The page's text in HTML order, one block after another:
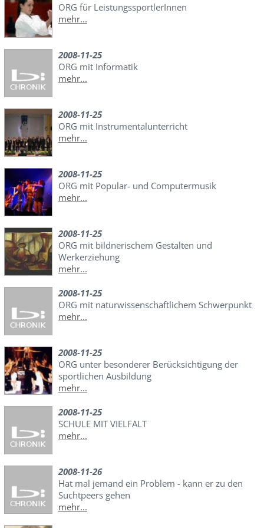
ORG für LeistungssportlerInnen
mehr...
2008-11-25
ORG mit Informatik
mehr...
2008-11-25
ORG mit Instrumentalunterricht
mehr...
2008-11-25
ORG mit Popular- und Computermusik
mehr...
2008-11-25
ORG mit bildnerischem Gestalten und
Werkerziehung
mehr...
2008-11-25
ORG mit naturwissenschaftlichem Schwerpunkt
mehr...
2008-11-25
ORG unter besonderer Berücksichtigung der
sportlichen Ausbildung
mehr...
2008-11-25
SCHULE MIT VIELFALT
mehr...
2008-11-26
Hat mal jemand ein Problem - kann er zu den
Suchtpeers gehen
mehr...